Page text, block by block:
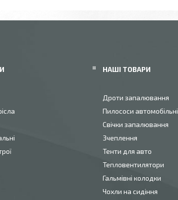
НАШІ ТОВАРИ
Дроти запалювання
Пилососи автомобільні
Свічки запалювання
Зчеплення
Тенти для авто
Тепловентилятори
Гальмівні колодки
Чохли на сидіння